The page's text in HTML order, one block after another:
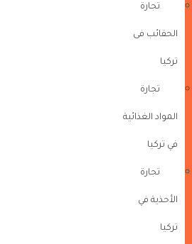
تجارة
الحقائب فى
تركيا
تجارة
المواد الغذائية
في تركيا
تجارة
الأحذية في
تركيا